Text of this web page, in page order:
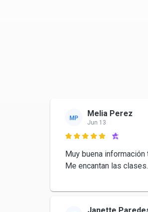
MP Melia Perez
Jun 13

Muy buena
Me encantan las clases.